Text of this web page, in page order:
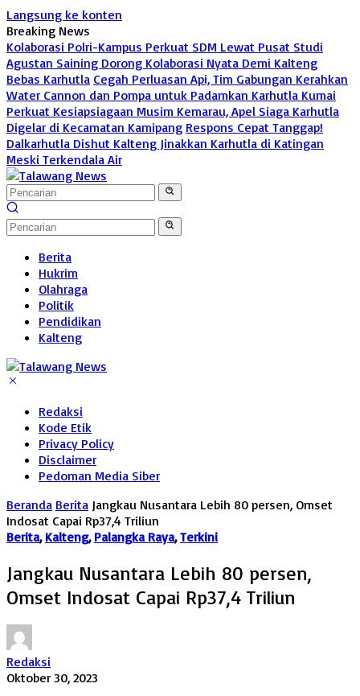
Langsung ke konten
Breaking News
Kolaborasi Polri-Kampus Perkuat SDM Lewat Pusat Studi
Agustan Saining Dorong Kolaborasi Nyata Demi Kalteng
Bebas Karhutla Cegah Perluasan Api, Tim Gabungan Kerahkan
Water Cannon dan Pompa untuk Padamkan Karhutla Kumai
Perkuat Kesiapsiagaan Musim Kemarau, Apel Siaga Karhutla
Digelar di Kecamatan Kamipang Respons Cepat Tanggap!
Dalkarhutla Dishut Kalteng Jinakkan Karhutla di Katingan
Meski Terkendala Air
Berita
Hukrim
Olahraga
Politik
Pendidikan
Kalteng
Redaksi
Kode Etik
Privacy Policy
Disclaimer
Pedoman Media Siber
Beranda Berita Jangkau Nusantara Lebih 80 persen, Omset
Indosat Capai Rp37,4 Triliun
Berita, Kalteng, Palangka Raya,Terkini
Jangkau Nusantara Lebih 80 persen,
Omset Indosat Capai Rp37,4 Triliun
Redaksi
Oktober 30, 2023